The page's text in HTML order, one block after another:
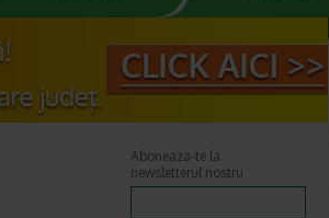
Aboneaza-te la
newsletterul nostru